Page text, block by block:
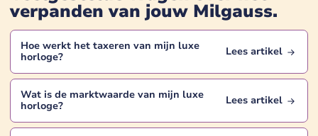
verpanden van jouw Milgauss.
Hoe werkt het taxeren van mijn luxe
horloge? Lees artikel
Wat is de marktwaarde van mijn luxe
horloge? Lees artikel